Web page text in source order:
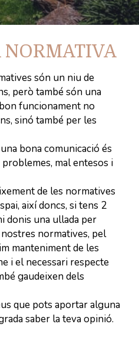
NORMATIVA
són un niu de
però també són una
funcionament no
sinó també per les
bona comunicació és
mal entesos i
de les normatives
així doncs, si tens 2
donis una ullada per
normatives, pel
manteniment de les
i el necessari respecte
gaudeixen dels
que pots aportar alguna
saber la teva opinió.